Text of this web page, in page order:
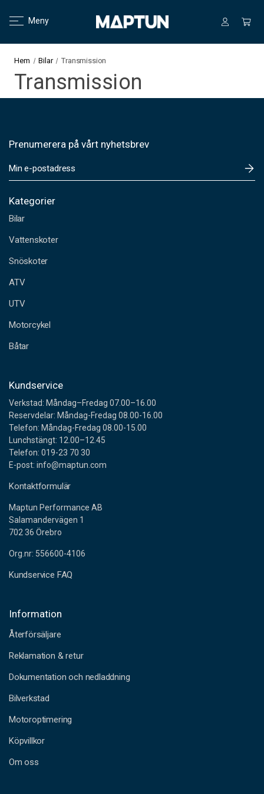
Meny
Hem Bilar Transmission
Transmission
Prenumerera på vårt nyhetsbrev
-
o
t
a
r
s
s
Kategorier
Bilar
Vattenskoter
Snöskoter
ATV
UTV
Motorcykel
Båtar
Kundservice
Verkstad: Måndag–Fredag 07.00–16.00
Reservdelar: Måndag-Fredag 08.00-16.00
Telefon: Måndag-Fredag 08.00-15.00
Lunchstängt: 12.00–12.45
Telefon: 019-23 70 30
E-post: info@maptun.com
Kontaktformulär
Maptun Performance AB
Salamandervägen 1
702 36 Örebro
Org.nr: 556600-4106
Kundservice FAQ
Information
Återförsäljare
Reklamation & retur
Dokumentation och nedladdning
Bilverkstad
Motoroptimering
Köpvillkor
Om oss